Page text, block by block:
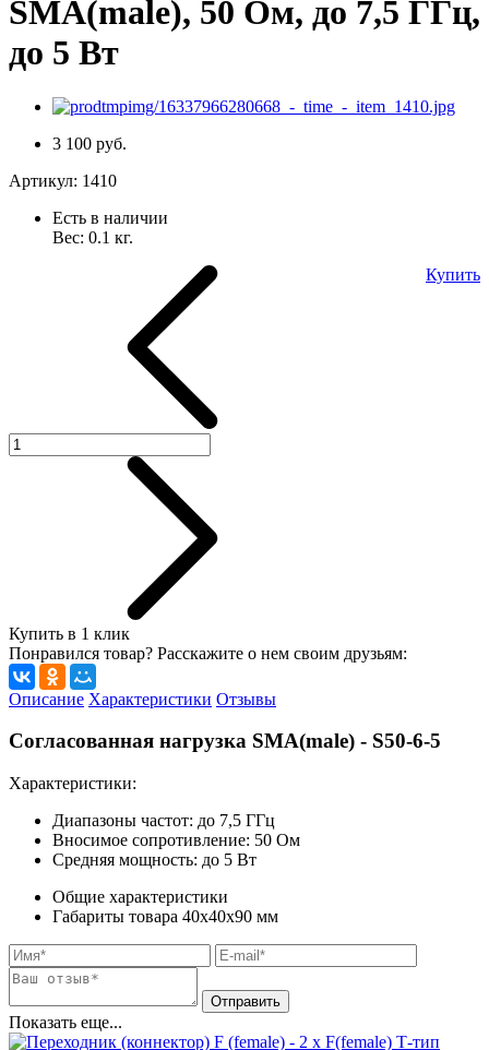
SMA(male), 50 Ом, до 7,5 ГГц,
до 5 Вт
3 100 руб.
Артикул: 1410
Есть в наличии
Вес: 0.1 кг.
Купить
Купить в 1 клик
Понравился товар? Расскажите о нем своим друзьям:
Описание Характеристики Отзывы
Согласованная нагрузка SMA(male) - S50-6-5
Характеристики:
Диапазоны частот: до 7,5 ГГц
Вносимое сопротивление: 50 Ом
Средняя мощность: до 5 Вт
Общие характеристики
Габариты товара 40x40x90 мм
Показать еще...